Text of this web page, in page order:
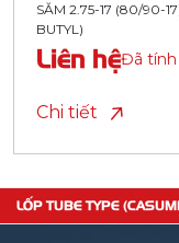
SĂM 2.75-17 (80/90-
BUTYL)
Liên hệĐã tính
Chi tiết
LỐP TUBE TYPE